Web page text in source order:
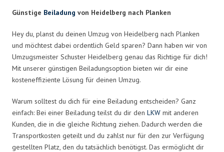
Günstige Beiladung von Heidelberg nach Planken
Hey du, planst du deinen Umzug von Heidelberg nach Planken
und möchtest dabei ordentlich Geld sparen? Dann haben wir von
Umzugsmeister Schuster Heidelberg genau das Richtige für dich!
Mit unserer günstigen Beiladungsoption bieten wir dir eine
kosteneffiziente Lösung für deinen Umzug.
Warum solltest du dich für eine Beiladung entscheiden? Ganz
einfach: Bei einer Beiladung teilst du dir den LKW mit anderen
Kunden, die in die gleiche Richtung ziehen. Dadurch werden die
Transportkosten geteilt und du zahlst nur für den zur Verfügung
gestellten Platz, den du tatsächlich benötigst. Das ermöglicht dir